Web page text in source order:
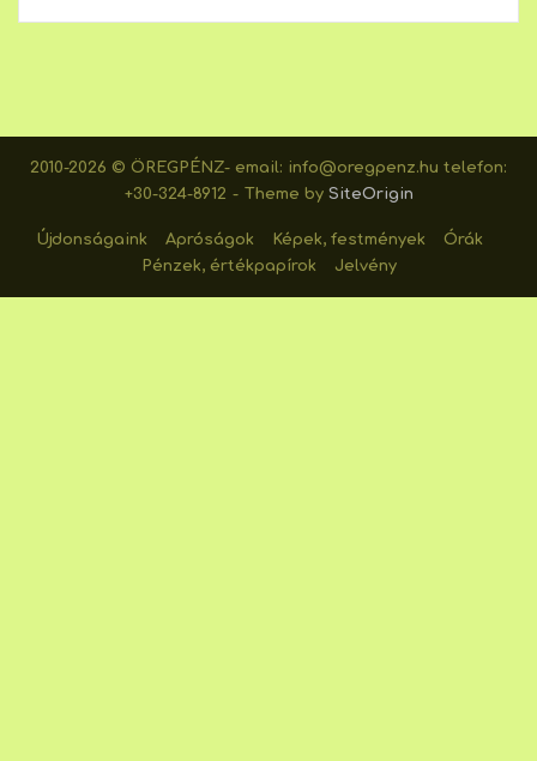
2010-2026 © ÖREGPÉNZ- email: info@oregpenz.hu telefon:
+30-324-8912
Theme by SiteOrigin
Újdonságaink Apróságok Képek, festmények
Órák
Pénzek, értékpapírok
Jelvény